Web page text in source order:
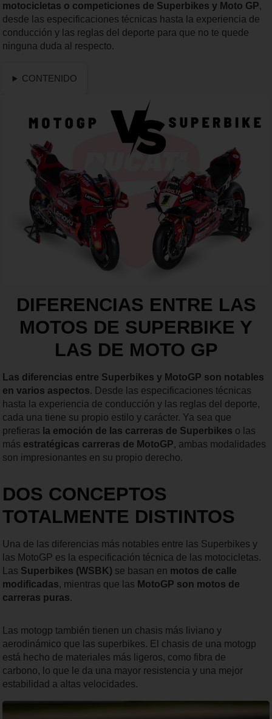
motocicletas o competiciones de Superbikes y Moto GP,
desde las especificaciones técnicas hasta la experiencia de
conducción y las reglas del deporte para que no te quede
ninguna duda al respecto.
CONTENIDO
DIFERENCIAS ENTRE LAS
MOTOS DE SUPERBIKE Y
LAS DE MOTO GP
Las diferencias entre Superbikes y MotoGP son notables
en varios aspectos. Desde las especificaciones técnicas
hasta la experiencia de conducción y las reglas del deporte,
cada una tiene su propio estilo y carácter. Ya sea que
prefieras la emoción de las carreras de Superbikes o las
más estratégicas carreras de MotoGP, ambas modalidades
son impresionantes en su propio derecho.
DOS CONCEPTOS
TOTALMENTE DISTINTOS
Una de las diferencias más notables entre las Superbikes y
las MotoGP es la especificación técnica de las motocicletas.
Las Superbikes (WSBK) se basan en motos de calle
modificadas, mientras que las MotoGP son motos de
carreras puras.
Las motogp también tienen un chasis más liviano y
aerodinámico que las superbikes. El chasis de una motogp
está hecho de materiales más ligeros, como fibra de
carbono, lo que le da una mayor resistencia y una mejor
estabilidad a altas velocidades.